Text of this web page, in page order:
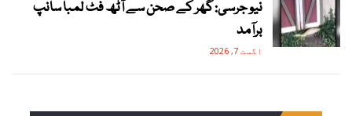
نیو جرسی: گھر کے صحن سے آٹھ فٹ لمبا سانپ
برآمد
اگست 7, 2026